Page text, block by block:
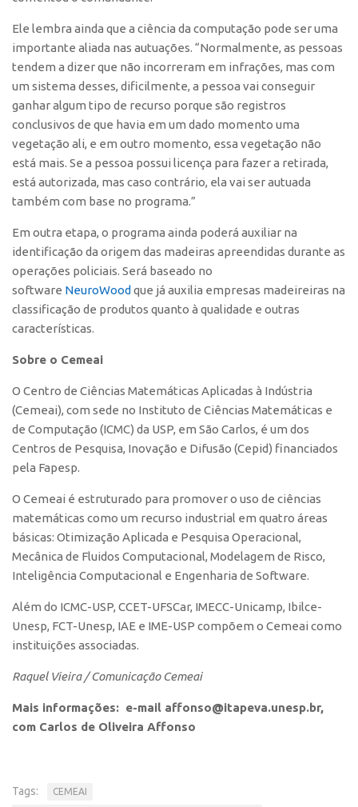
Leis e Normas
Transferência de Tecnologia
Editais de TT
PD&I
Convênios
Chamamento
Parcerias PD&I
SPRINT
Exceções
Programas
Inteligência Competitiva
Showroom de Tecnologias
Jornada Empreendedora
Bolsas
Bolsa Empreendedorismo
Entidades
Pesquisa
CEPIDs
Ele lembra ainda que a ciência da computação pode ser uma
importante aliada nas autuações. “Normalmente, as pessoas
tendem a dizer que não incorreram em infrações, mas com
um sistema desses, dificilmente, a pessoa vai conseguir
ganhar algum tipo de recurso porque são registros
conclusivos de que havia em um dado momento uma
vegetação ali, e em outro momento, essa vegetação não
está mais. Se a pessoa possui licença para fazer a retirada,
está autorizada, mas caso contrário, ela vai ser autuada
também com base no programa.”
Em outra etapa, o programa ainda poderá auxiliar na
identificação da origem das madeiras apreendidas durante as
operações policiais. Será baseado no
software NeuroWood que já auxilia empresas madeireiras na
classificação de produtos quanto à qualidade e outras
características.
Sobre o Cemeai
O Centro de Ciências Matemáticas Aplicadas à Indústria
(Cemeai), com sede no Instituto de Ciências Matemáticas e
de Computação (ICMC) da USP, em São Carlos, é um dos
Centros de Pesquisa, Inovação e Difusão (Cepid) financiados
pela Fapesp.
O Cemeai é estruturado para promover o uso de ciências
matemáticas como um recurso industrial em quatro áreas
básicas: Otimização Aplicada e Pesquisa Operacional,
Mecânica de Fluidos Computacional, Modelagem de Risco,
Inteligência Computacional e Engenharia de Software.
Além do ICMC-USP, CCET-UFSCar, IMECC-Unicamp, Ibilce-
Unesp, FCT-Unesp, IAE e IME-USP compõem o Cemeai como
instituições associadas.
Raquel Vieira / Comunicação Cemeai
Mais informações: e-mail affonso@itapeva.unesp.br,
com Carlos de Oliveira Affonso
Tags: CEMEAI